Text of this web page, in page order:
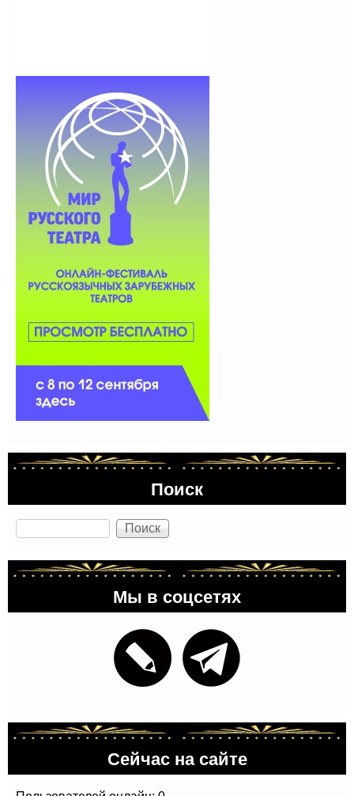
Поиск
Поиск
Мы в соцсетях
Сейчас на сайте